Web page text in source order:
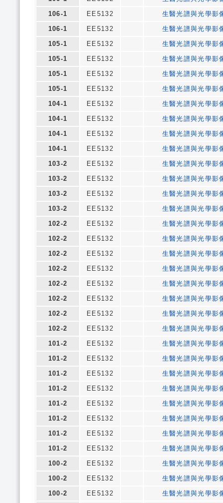
106-1
EE5132
生醫光譜與光學影
106-1
EE5132
生醫光譜與光學影
105-1
EE5132
生醫光譜與光學影
105-1
EE5132
生醫光譜與光學影
105-1
EE5132
生醫光譜與光學影
105-1
EE5132
生醫光譜與光學影
104-1
EE5132
生醫光譜與光學影
104-1
EE5132
生醫光譜與光學影
104-1
EE5132
生醫光譜與光學影
104-1
EE5132
生醫光譜與光學影
103-2
EE5132
生醫光譜與光學影
103-2
EE5132
生醫光譜與光學影
103-2
EE5132
生醫光譜與光學影
103-2
EE5132
生醫光譜與光學影
102-2
EE5132
生醫光譜與光學影
102-2
EE5132
生醫光譜與光學影
102-2
EE5132
生醫光譜與光學影
102-2
EE5132
生醫光譜與光學影
102-2
EE5132
生醫光譜與光學影
102-2
EE5132
生醫光譜與光學影
102-2
EE5132
生醫光譜與光學影
102-2
EE5132
生醫光譜與光學影
101-2
EE5132
生醫光譜與光學影
101-2
EE5132
生醫光譜與光學影
101-2
EE5132
生醫光譜與光學影
101-2
EE5132
生醫光譜與光學影
101-2
EE5132
生醫光譜與光學影
101-2
EE5132
生醫光譜與光學影
101-2
EE5132
生醫光譜與光學影
101-2
EE5132
生醫光譜與光學影
100-2
EE5132
生醫光譜與光學影
100-2
EE5132
生醫光譜與光學影
100-2
EE5132
生醫光譜與光學影